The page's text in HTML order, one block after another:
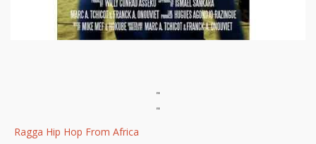
"
"
Ragga Hip Hop From Africa